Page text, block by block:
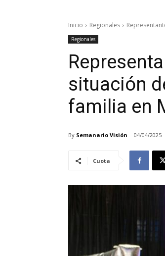
Inicio Regionales
Regionales
situación
familia en
By Semanario Visión 04/04/2025
Cuota